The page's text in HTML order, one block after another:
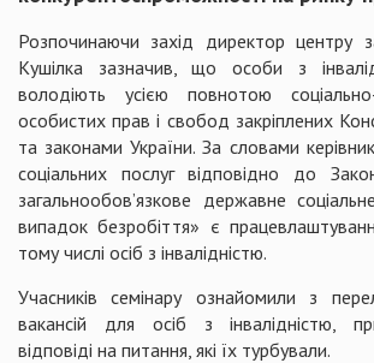
Розпочинаючи захід директор центру
Кушілка зазначив, що особи з
володіють усією повнотою
особистих прав і свобод закріплених
та законами України. За словами
соціальних послуг відповідно до
загальнообов’язкове державне
випадок безробіття» є
тому числі осіб з інвалідністю.
Учасників семінару ознайомили з
вакансій для осіб з інвалідністю,
відповіді на питання, які їх турбували.